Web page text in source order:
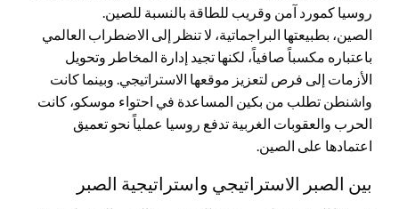
روسيا كمورد آمن وقريب للطاقة بالنسبة للصين.
الصين، بطبيعتها البراجماتية، لا تنظر إلى الاضطراب العالمي
باعتباره مكسباً صافياً، لكنها تجيد إدارة المخاطر وتحويل
الأزمات إلى فرص لتعزيز موقعها الاستراتيجي. وبينما كانت
واشنطن تطلب من بكين المساعدة في احتواء موسكو، كانت
الحرب والعقوبات الغربية تدفع روسيا عملياً نحو تعميق
اعتمادها على الصين.
بين الصبر الاستراتيجي واستراتيجية الصبر